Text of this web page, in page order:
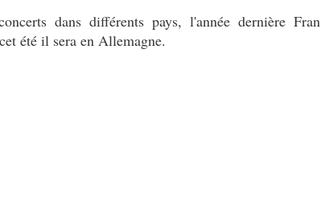
dans différents pays, l'année dernière Fran
été il sera en Allemagne.